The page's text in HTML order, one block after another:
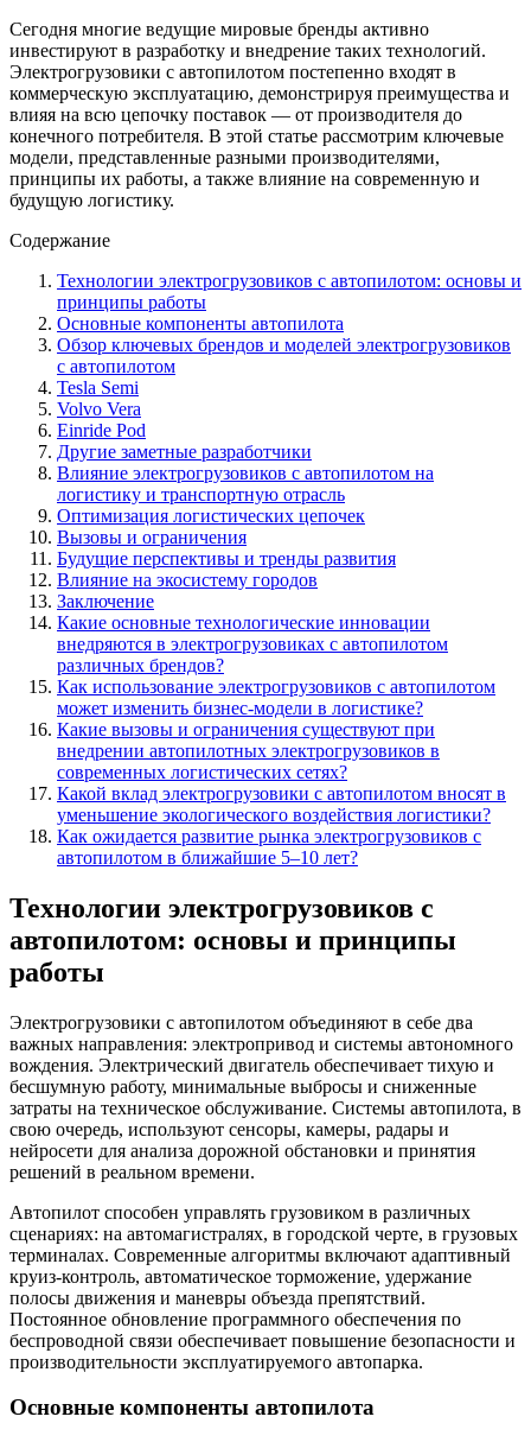
Сегодня многие ведущие мировые бренды активно
инвестируют в разработку и внедрение таких технологий.
Электрогрузовики с автопилотом постепенно входят в
коммерческую эксплуатацию, демонстрируя преимущества и
влияя на всю цепочку поставок — от производителя до
конечного потребителя. В этой статье рассмотрим ключевые
модели, представленные разными производителями,
принципы их работы, а также влияние на современную и
будущую логистику.
Содержание
Технологии электрогрузовиков с автопилотом: основы и
принципы работы
Основные компоненты автопилота
Обзор ключевых брендов и моделей электрогрузовиков
с автопилотом
Tesla Semi
Volvo Vera
Einride Pod
Другие заметные разработчики
Влияние электрогрузовиков с автопилотом на
логистику и транспортную отрасль
Оптимизация логистических цепочек
Вызовы и ограничения
Будущие перспективы и тренды развития
Влияние на экосистему городов
Заключение
Какие основные технологические инновации
внедряются в электрогрузовиках с автопилотом
различных брендов?
Как использование электрогрузовиков с автопилотом
может изменить бизнес-модели в логистике?
Какие вызовы и ограничения существуют при
внедрении автопилотных электрогрузовиков в
современных логистических сетях?
Какой вклад электрогрузовики с автопилотом вносят в
уменьшение экологического воздействия логистики?
Как ожидается развитие рынка электрогрузовиков с
автопилотом в ближайшие 5–10 лет?
Технологии электрогрузовиков с
автопилотом: основы и принципы
работы
Электрогрузовики с автопилотом объединяют в себе два
важных направления: электропривод и системы автономного
вождения. Электрический двигатель обеспечивает тихую и
бесшумную работу, минимальные выбросы и сниженные
затраты на техническое обслуживание. Системы автопилота, в
свою очередь, используют сенсоры, камеры, радары и
нейросети для анализа дорожной обстановки и принятия
решений в реальном времени.
Автопилот способен управлять грузовиком в различных
сценариях: на автомагистралях, в городской черте, в грузовых
терминалах. Современные алгоритмы включают адаптивный
круиз-контроль, автоматическое торможение, удержание
полосы движения и маневры объезда препятствий.
Постоянное обновление программного обеспечения по
беспроводной связи обеспечивает повышение безопасности и
производительности эксплуатируемого автопарка.
Основные компоненты автопилота